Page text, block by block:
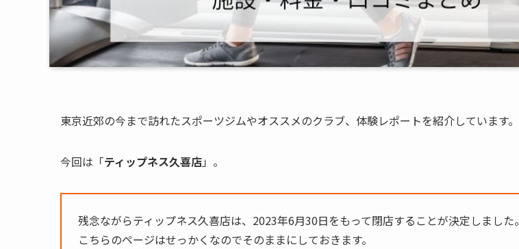
東京近郊の今まで訪れたスポーツジムやオススメのクラブ、体験レポートを紹介しています。
今回は「ティップネス久喜店」。
残念ながらティップネス久喜店は、 2023年6月30日をもって閉店することが決定しました。
こちらのページはせっかくなのでそのままにしておきます。